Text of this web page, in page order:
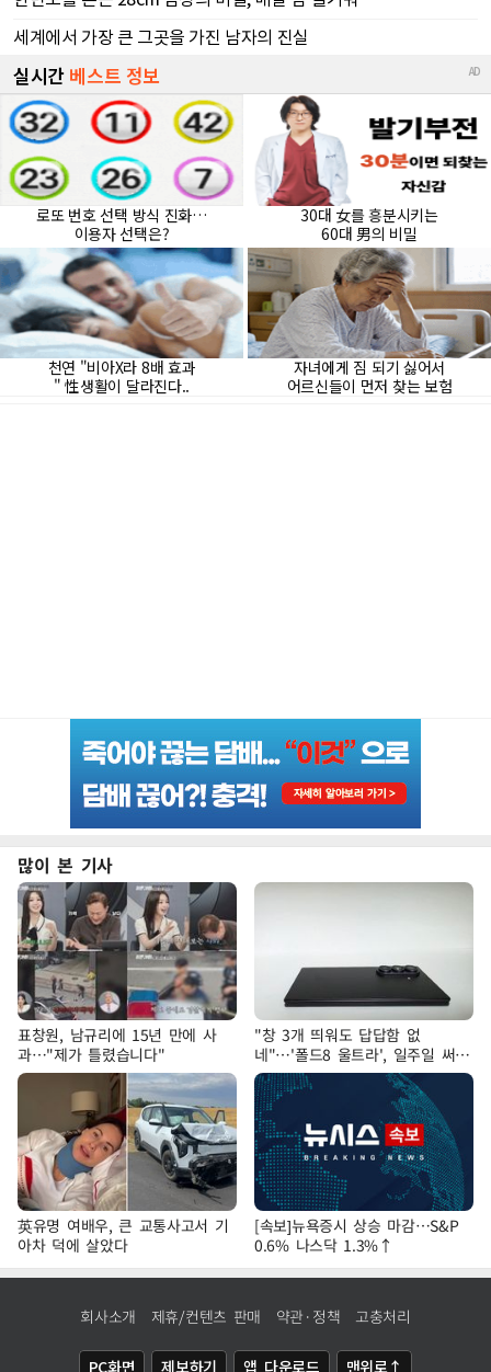
많이 본 기사
표창원, 남규리에 15년 만에 사
과…"제가 틀렸습니다"
"창 3개 띄워도 답답함 없
네"…'폴드8 울트라', 일주일 써보
니
英유명 여배우, 큰 교통사고서 기
아차 덕에 살았다
[속보]뉴욕증시 상승 마감…S&P
0.6% 나스닥 1.3%↑
회사소개 제휴/컨텐츠 판매 약관·정책 고충처리
PC화면 제보하기 앱 다운로드 맨위로↑